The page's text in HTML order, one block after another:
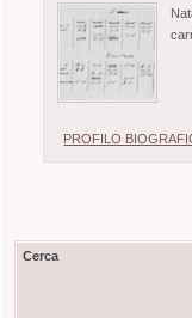
PROFILO
Cerca